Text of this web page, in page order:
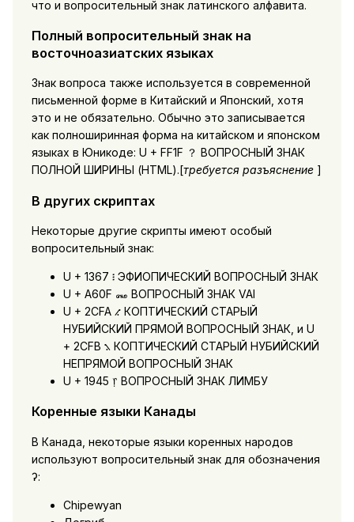
что и вопросительный знак латинского алфавита.
Полный вопросительный знак на
восточноазиатских языках
Знак вопроса также используется в современной
письменной форме в Китайский и Японский, хотя
это и не обязательно. Обычно это записывается
как полноширинная форма на китайском и японском
языках в Юникоде: U + FF1F ？ ВОПРОСНЫЙ ЗНАК
ПОЛНОЙ ШИРИНЫ (HTML).[требуется разъяснение]
В других скриптах
Некоторые другие скрипты имеют особый
вопросительный знак:
U + 1367 ፧ ЭФИОПИЧЕСКИЙ ВОПРОСНЫЙ ЗНАК
U + A60F ꘏ ВОПРОСНЫЙ ЗНАК VAI
U + 2CFA ⳺ КОПТИЧЕСКИЙ СТАРЫЙ
НУБИЙСКИЙ ПРЯМОЙ ВОПРОСНЫЙ ЗНАК, и U
+ 2CFB ⳻ КОПТИЧЕСКИЙ СТАРЫЙ НУБИЙСКИЙ
НЕПРЯМОЙ ВОПРОСНЫЙ ЗНАК
U + 1945 ᥅ ВОПРОСНЫЙ ЗНАК ЛИМБУ
Коренные языки Канады
В Канада, некоторые языки коренных народов
используют вопросительный знак для обозначения
ʔ:
Chipewyan